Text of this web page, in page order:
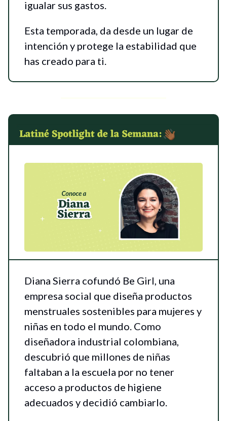
igualar sus gastos.
Esta temporada, da desde un lugar de
intención y protege la estabilidad que
has creado para ti.
Diana Sierra cofundó Be Girl, una
empresa social que diseña productos
menstruales sostenibles para mujeres y
niñas en todo el mundo. Como
diseñadora industrial colombiana,
descubrió que millones de niñas
faltaban a la escuela por no tener
acceso a productos de higiene
adecuados y decidió cambiarlo.